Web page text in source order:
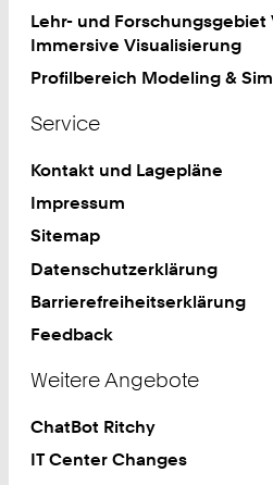
Lehr- und
Immersive Visualisierung
Profilbereich Modeling &
Service
Kontakt und Lagepläne
Impressum
Sitemap
Datenschutzerklärung
Barrierefreiheitserklärung
Feedback
Weitere Angebote
ChatBot Ritchy
IT Center Changes